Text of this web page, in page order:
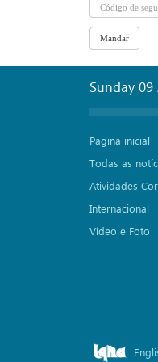
Sunday
Pagina inicial
Todas as
Atividades
Internacional
Vídeo e Foto